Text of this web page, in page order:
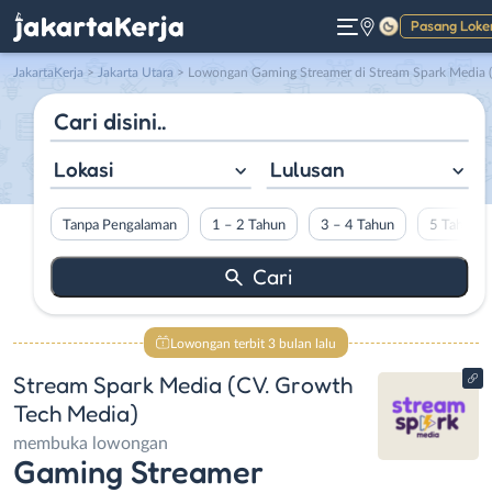
Pasang
Gelap
JakartaKerja > Jakarta Utara > Lowongan Gaming Streamer di Stream Spark Media (CV. Growth Tech Media)
Lokasi Lulusan
Tanpa Pengalaman 1 – 2 Tahun 3 – 4 Tahun 5 Tahun
Lowongan terbit 3 bulan lalu
Stream Spark Media (CV. Growth
Tech Media)
membuka lowongan
Gaming Streamer